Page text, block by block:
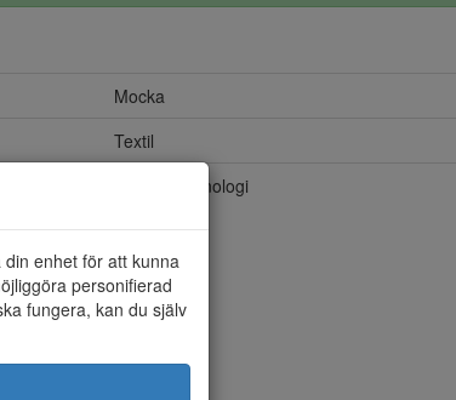
Mocka
Textil
Step-In Teknologi
enhet för att kunna
personifierad
fungera, kan du själv